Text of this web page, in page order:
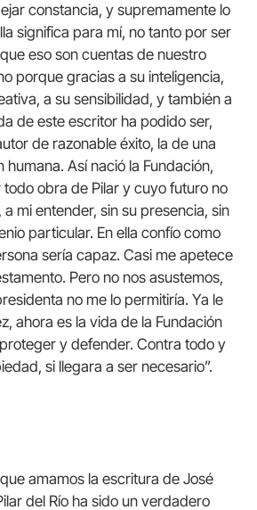
constancia, y supremamente lo
significa para mí, no tanto por ser
eso son cuentas de nuestro
porque gracias a su inteligencia,
a su sensibilidad, y también a
de este escritor ha podido ser,
de razonable éxito, la de una
humana. Así nació la Fundación,
obra de Pilar y cuyo futuro no
mi entender, sin su presencia, sin
particular. En ella confío como
sería capaz. Casi me apetece
Pero no nos asustemos,
no me lo permitiría. Ya le
ahora es la vida de la Fundación
y defender. Contra todo y
si llegara a ser necesario”.
amamos la escritura de José
del Río ha sido un verdadero